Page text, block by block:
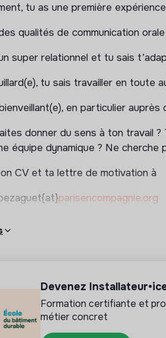
:
les demandes sur les plateformes
en place des partenariats avec
aux étudiant(e)s de s’engager à
amené(e) à participer aux
tu as une première
qualités de communication
super relationnel et tu sais
tu sais travailler en toute
en particulier auprès
donner du sens à ton travail ?
équipe dynamique ? Ne
CV et ta lettre de motivation à
parisencompagnie.org
Devenez
Formation certifiante et
métier concret